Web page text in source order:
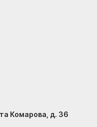
Комарова, д. 36